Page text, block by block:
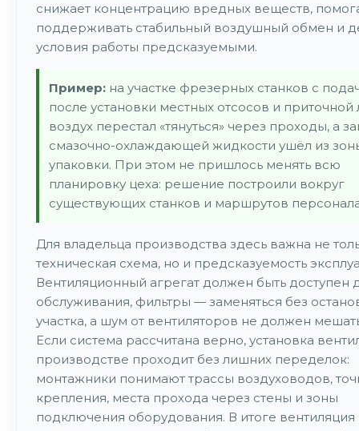
снижает концентрацию вредных веществ,
поддерживать стабильный воздушный обмен и
условия работы предсказуемыми.
Пример: на участке фрезерных станков с
после установки местных отсосов и приточной
воздух перестал «тянуться» через проходы, а
смазочно-охлаждающей жидкости ушёл из
упаковки. При этом не пришлось менять всю
планировку цеха: решение построили вокруг
существующих станков и маршрутов
Для владельца производства здесь важна не
техническая схема, но и предсказуемость
Вентиляционный агрегат должен быть доступен
обслуживания, фильтры — заменяться без
участка, а шум от вентиляторов не должен
Если система рассчитана верно, установка
производстве проходит без лишних переделок:
монтажники понимают трассы воздуховодов,
крепления, места прохода через стены и зоны
подключения оборудования. В итоге вентиляция